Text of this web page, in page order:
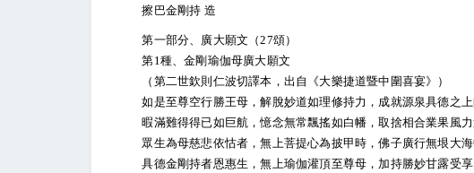
擦巴金剛持 造
第一部分、廣大願文（27頌）
第1種、金剛瑜伽母廣大願文
（第二世欽則仁波切譯本，出自《大樂捷道暨中圍喜宴》）
如是至尊空行勝王母，解脫妙道如理修持力，成就源泉具德之上
暇滿難得得已如巨航，憶念無常飄搖如白幡，取捨相合業果風力
眾生為母慈悲依怙者，無上菩提心為披甲時，佛子廣行無垠大海
具德金剛持者恩惠生，無上瑜伽灌頂至尊母，加持勝妙甘露受享